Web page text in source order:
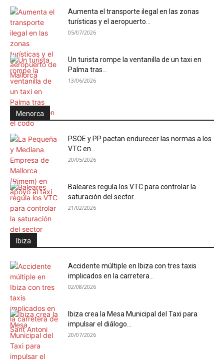
Aumenta el transporte ilegal en las zonas
turísticas y el aeropuerto...
05/07/2026
Un turista rompe la ventanilla de un taxi en
Palma tras...
13/06/2026
Menorca
PSOE y PP pactan endurecer las normas a los
VTC en...
20/05/2026
Baleares regula los VTC para controlar la
saturación del sector
21/02/2026
Ibiza
Accidente múltiple en Ibiza con tres taxis
implicados en la carretera...
02/08/2026
Ibiza crea la Mesa Municipal del Taxi para
impulsar el diálogo...
20/07/2026